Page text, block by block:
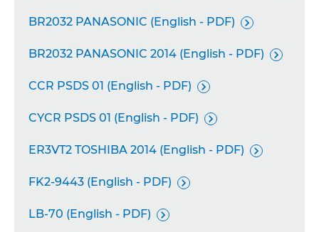
BR2032 PANASONIC (English - PDF) 
BR2032 PANASONIC 2014 (English - PDF) 
CCR PSDS 01 (English - PDF) 
CYCR PSDS 01 (English - PDF) 
ER3VT2 TOSHIBA 2014 (English - PDF) 
FK2-9443 (English - PDF) 
LB-70 (English - PDF) 